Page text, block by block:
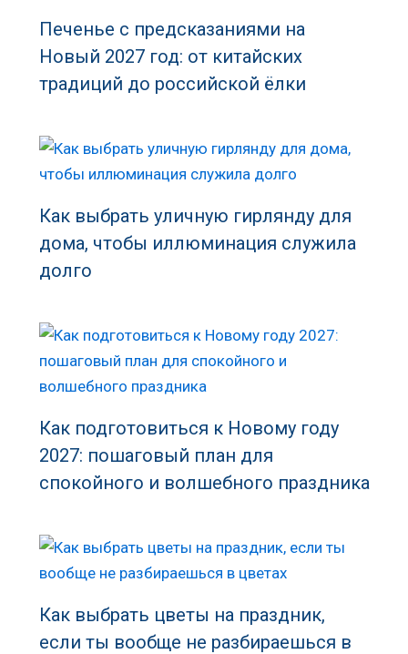
Печенье с предсказаниями на
Новый 2027 год: от китайских
традиций до российской ёлки
Как выбрать уличную гирлянду для
дома, чтобы иллюминация служила
долго
Как подготовиться к Новому году
2027: пошаговый план для
спокойного и волшебного праздника
Как выбрать цветы на праздник,
если ты вообще не разбираешься в